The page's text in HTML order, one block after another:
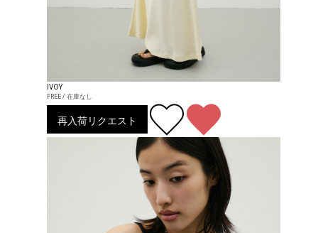
IVOY
FREE / 在庫なし
再入荷リクエスト